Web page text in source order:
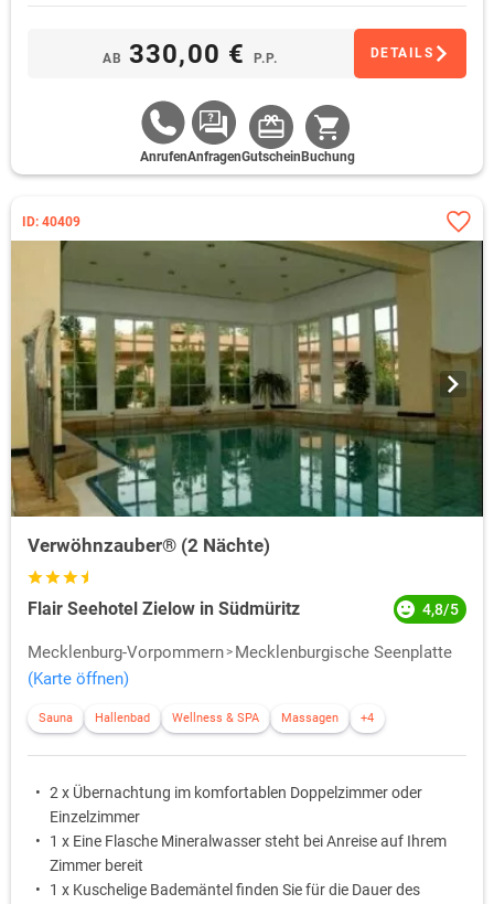
AB 330,00 € P.P. DETAILS
AnrufenAnfragenGutschein Buchung
ID: 40409
Verwöhnzauber® (2 Nächte)
Flair Seehotel Zielow in Südmüritz 4,8/5
Mecklenburg-Vorpommern
Mecklenburgische Seenplatte
(Karte öffnen)
Sauna Hallenbad Wellness & SPA Massagen +4
2 x Übernachtung im komfortablen Doppelzimmer oder
Einzelzimmer
1 x Eine Flasche Mineralwasser steht bei Anreise auf Ihrem
Zimmer bereit
1 x Kuschelige Bademäntel finden Sie für die Dauer des